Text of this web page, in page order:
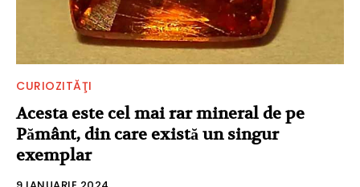
CURIOZITĂŢI
Acesta este cel mai rar mineral de pe
Pământ, din care există un singur
exemplar